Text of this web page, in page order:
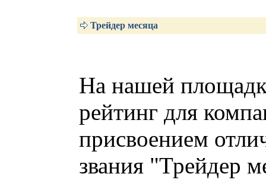
Трейдер месяца
На нашей
рейтинг для
присвоением
звания "Трейдер